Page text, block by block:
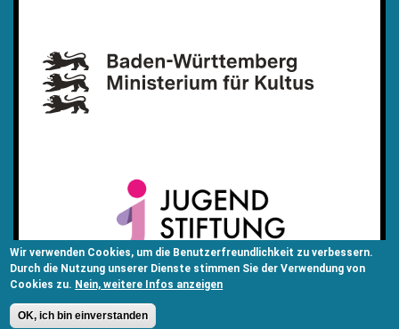
Wir verwenden Cookies, um die Benutzerfreundlichkeit zu verbessern.
Durch die Nutzung unserer Dienste stimmen Sie der Verwendung von
Cookies zu. Nein, weitere Infos anzeigen
OK, ich bin einverstanden